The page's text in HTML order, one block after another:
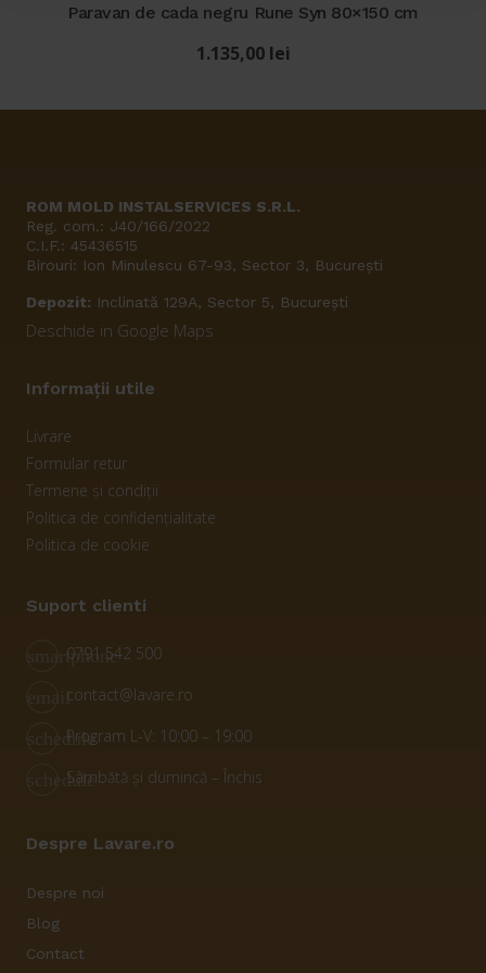
fost:
699,00 lei.
Paravan de cada negru Rune Syn 80×150 cm
1.135,00 lei
ROM MOLD INSTALSERVICES S.R.L.
Reg. com.: J40/166/2022
C.I.F.: 45436515
Birouri: Ion Minulescu 67-93, Sector 3, București
Depozit: Inclinată 129A, Sector 5, București
Deschide in Google Maps
Informații utile
Livrare
Formular retur
Termene și condiții
Politica de confidențialitate
Politica de cookie
Suport clienti
smartphone
0791 542 500
emailcontact@lavare.ro
scheduleProgram L-V: 10:00 – 19:00
scheduleSâmbătă și dumincă – Închis
Despre Lavare.ro
Despre noi
Blog
Contact